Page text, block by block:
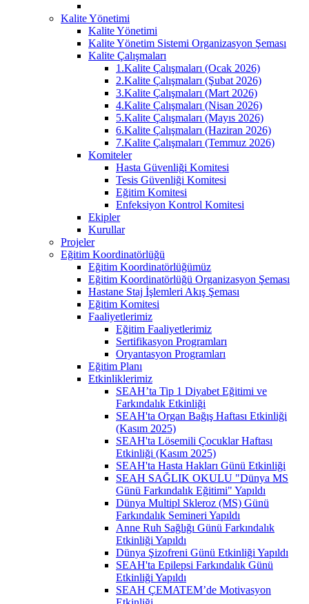
Kalite Yönetimi
Kalite Yönetimi
Kalite Yönetim Sistemi Organizasyon Şeması
Kalite Çalışmaları
1.Kalite Çalışmaları (Ocak 2026)
2.Kalite Çalışmaları (Şubat 2026)
3.Kalite Çalışmaları (Mart 2026)
4.Kalite Çalışmaları (Nisan 2026)
5.Kalite Çalışmaları (Mayıs 2026)
6.Kalite Çalışmaları (Haziran 2026)
7.Kalite Çalışmaları (Temmuz 2026)
Komiteler
Hasta Güvenliği Komitesi
Tesis Güvenliği Komitesi
Eğitim Komitesi
Enfeksiyon Kontrol Komitesi
Ekipler
Kurullar
Projeler
Eğitim Koordinatörlüğü
Eğitim Koordinatörlüğümüz
Eğitim Koordinatörlüğü Organizasyon Şeması
Hastane Staj İşlemleri Akış Şeması
Eğitim Komitesi
Faaliyetlerimiz
Eğitim Faaliyetlerimiz
Sertifikasyon Programları
Oryantasyon Programları
Eğitim Planı
Etkinliklerimiz
SEAH’ta Tip 1 Diyabet Eğitimi ve
Farkındalık Etkinliği
SEAH'ta Organ Bağış Haftası Etkinliği
(Kasım 2025)
SEAH'ta Lösemili Çocuklar Haftası
Etkinliği (Kasım 2025)
SEAH'ta Hasta Hakları Günü Etkinliği
SEAH SAĞLIK OKULU "Dünya MS
Günü Farkındalık Eğitimi" Yapıldı
Dünya Multipl Skleroz (MS) Günü
Farkındalık Semineri Yapıldı
Anne Ruh Sağlığı Günü Farkındalık
Etkinliği Yapıldı
Dünya Şizofreni Günü Etkinliği Yapıldı
SEAH'ta Epilepsi Farkındalık Günü
Etkinliği Yapıldı
SEAH ÇEMATEM’de Motivasyon